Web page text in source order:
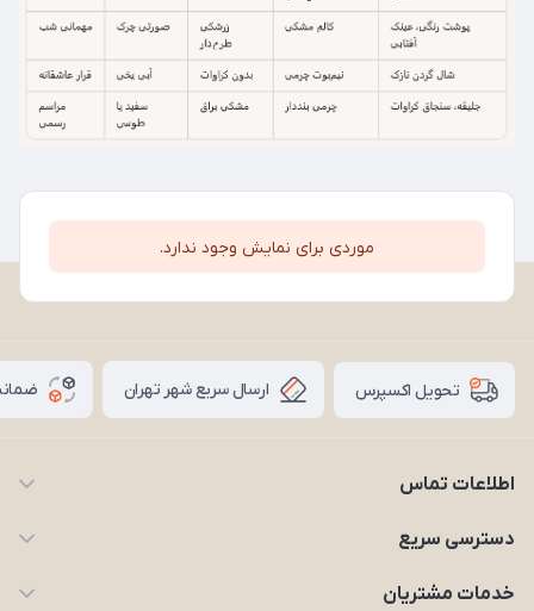
موردی برای نمایش وجود ندارد.
تحویل اکسپرس ارسال سریع شهر تهران
اطلاعات تماس
09203227926
دسترسی سریع
حساب کاربری
خدمات مشتریان